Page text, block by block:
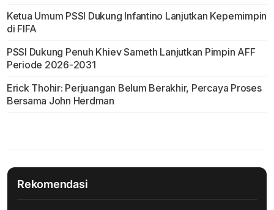
Ketua Umum PSSI Dukung Infantino Lanjutkan Kepemimpin
di FIFA
PSSI Dukung Penuh Khiev Sameth Lanjutkan Pimpin AFF
Periode 2026-2031
Erick Thohir: Perjuangan Belum Berakhir, Percaya Proses
Bersama John Herdman
Rekomendasi